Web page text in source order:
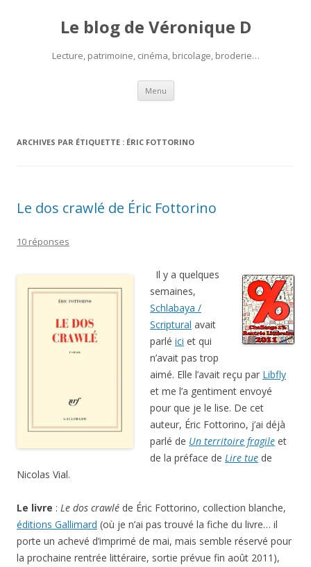
Le blog de Véronique D
Lecture, patrimoine, cinéma, bricolage, broderie…
Menu Aller
contenu
ARCHIVES PAR ÉTIQUETTE : ÉRIC FOTTORINO
Le dos crawlé de Éric Fottorino
10 réponses
Il y a quelques
semaines,
Schlabaya /
Scriptural avait
parlé ici et qui
n’avait pas trop
aimé. Elle l’avait reçu par Libfly
et me l’a gentiment envoyé
pour que je le lise. De cet
auteur, Éric Fottorino, j’ai déjà
parlé de Un territoire fragile et
de la préface de Lire tue de
Nicolas Vial.
Le livre : Le dos crawlé de Éric Fottorino, collection blanche,
éditions Gallimard (où je n’ai pas trouvé la fiche du livre… il
porte un achevé d’imprimé de mai, mais semble réservé pour
la prochaine rentrée littéraire, sortie prévue fin août 2011),